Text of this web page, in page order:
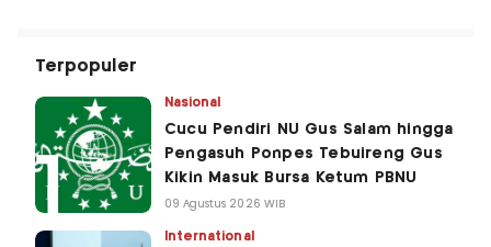
Terpopuler
Nasional
Cucu Pendiri NU Gus Salam hingga
Pengasuh Ponpes Tebuireng Gus
Kikin Masuk Bursa Ketum PBNU
09 Agustus 2026 WIB
International